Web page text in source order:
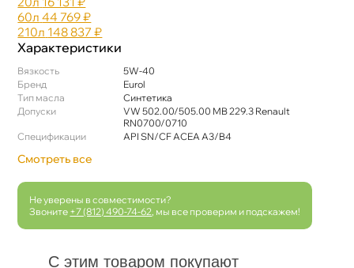
60л 44 769 ₽
210л 148 837 ₽
Характеристики
язкость
5W-40
Бренд
Eurol
Тип масла
Синтетика
Допуски
VW 502.00/505.00 MB 229.3 Renault
RN0700/0710
Спецификации
API SN/CF ACEA A3/B4
Смотреть все
Не уверены в совместимости?
Звоните +7 (812) 490-74-62 , мы все проверим и подскажем!
С этим товаром покупают